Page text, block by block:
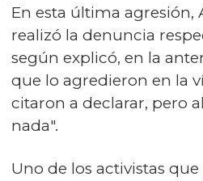
En esta última
realizó la denuncia
según explicó, en la
que lo agredieron en la
citaron a declarar, pero
nada".
Uno de los activistas